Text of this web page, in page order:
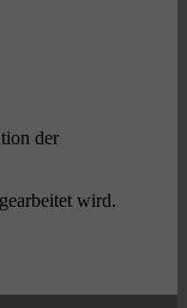
der
wird.